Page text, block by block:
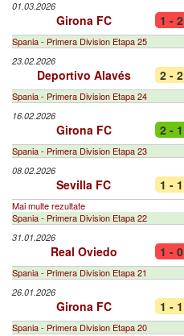
01.03.2026
Girona FC 1 - 2
Spania - Primera Division Etapa 25
23.02.2026
Deportivo Alavés 2 - 2
Spania - Primera Division Etapa 24
16.02.2026
Girona FC 2 - 1
Spania - Primera Division Etapa 23
08.02.2026
Sevilla FC 1 - 1
Mai multe rezultate
Spania - Primera Division Etapa 22
31.01.2026
Real Oviedo 1 - 0
Spania - Primera Division Etapa 21
26.01.2026
Girona FC 1 - 1
Spania - Primera Division Etapa 20